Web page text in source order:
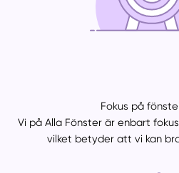
Fokus på
Vi på Alla Fönster är enbart
vilket betyder att vi kan